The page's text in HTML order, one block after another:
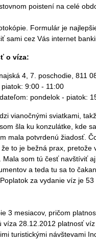
poistení na celé
Formulár je
sami cez Vás internet
o víza:
4, 7. poschodie, 811
9:00 - 11:00
pondelok - piatok:
vianočnými sviatkami,
šla ku konzulátke, kde
mala potvrdenú žiadosť.
to je bežná prax,
som tú česť navštíviť
a teda tu sa to
za vydanie víz je 53
3 mesiacov, pričom
víza 28.12.2012 platnosť víz
turistickými návštevami